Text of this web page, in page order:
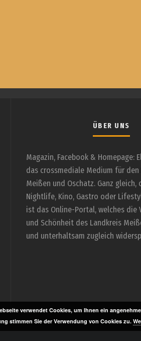
ÜBER UNS
Magazin, Facebook & Homepage:
das crossmediale Medium für den
Meißen und Oschatz. Ganz gleich,
Nightlife, Kino, Gastro oder
ist das Online-Portal, welches die
und Schönheit des Landkreis
und unterhaltsam zugleich
verwendet Cookies, um Ihnen ein
stimmen Sie der Verwendung von Cookies zu.